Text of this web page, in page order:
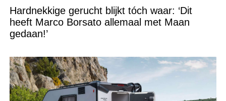
Hardnekkige gerucht blijkt tóch waar: ‘Dit
heeft Marco Borsato allemaal met Maan
gedaan!’